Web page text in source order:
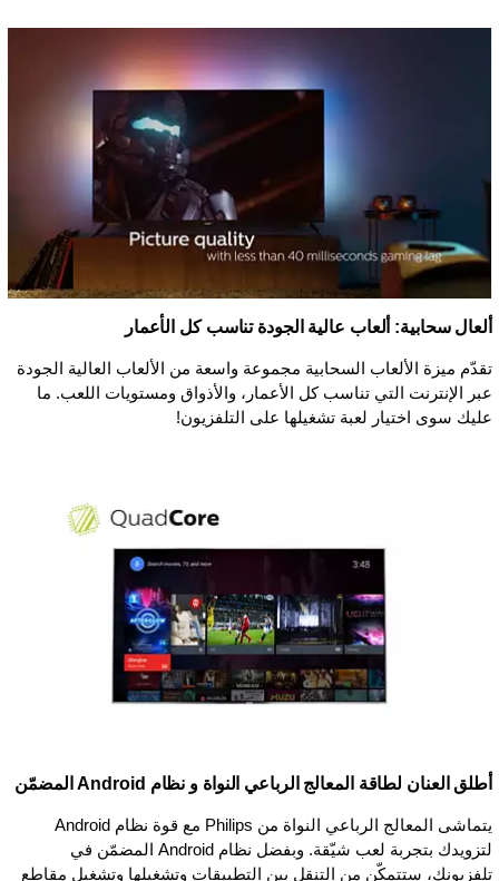
ألعال سحابية: ألعاب عالية الجودة تناسب كل الأعمار
تقدّم ميزة الألعاب السحابية مجموعة واسعة من الألعاب العالية الجودة
عبر الإنترنت التي تناسب كل الأعمار، والأذواق ومستويات اللعب. ما
عليك سوى اختيار لعبة تشغيلها على التلفزيون!
أطلق العنان لطاقة المعالج الرباعي النواة و نظام Android المضمّن
يتماشى المعالج الرباعي النواة من Philips مع قوة نظام Android
لتزويدك بتجربة لعب شيّقة. وبفضل نظام Android المضمّن في
تلفزيونك، ستتمكّن من التنقل بين التطبيقات وتشغيلها وتشغيل مقاطع